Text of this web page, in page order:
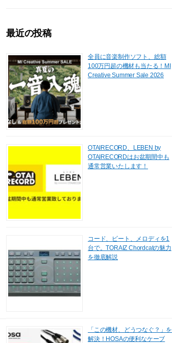
最近の投稿
全員に音楽制作ソフト、総額
100万円超の機材も当たる！MI
Creative Summer Sale 2026
OTAIRECORD、LEBEN by
OTAIRECORDはお盆期間中も
通常営業いたします！
コード、ビート、メロディを1
台で。TORAIZ Chordcatの魅力
を徹底解説
「この機材、どうつなぐ？」を
解決！HOSAの便利なケーブ